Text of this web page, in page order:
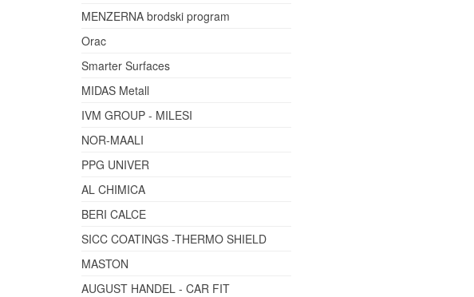
MENZERNA brodski program
Orac
Smarter Surfaces
MIDAS Metall
IVM GROUP - MILESI
NOR-MAALI
PPG UNIVER
AL CHIMICA
BERI CALCE
SICC COATINGS -THERMO SHIELD
MASTON
AUGUST HANDEL - CAR FIT